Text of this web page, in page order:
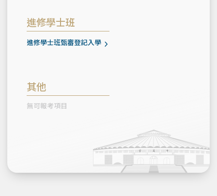
進修學士班
進修學士班甄審登記入學
其他
無可報考項目